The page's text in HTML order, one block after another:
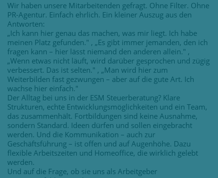
Wir haben unsere Mitarbeitenden gefragt. Ohne Filter. Ohne
PR-Agentur. Einfach ehrlich. Ein kleiner Auszug aus den
Antworten:
„Ich kann hier genau das machen, was mir liegt. Ich habe
meinen Platz gefunden." , „Es gibt immer jemanden, den ich
fragen kann – hier lässt niemand den anderen allein." ,
„Wenn etwas nicht läuft, wird darüber gesprochen und zügig
verbessert. Das ist selten." , „Man wird hier zum
Weiterbilden fast gezwungen – aber auf die gute Art. Ich
wachse hier einfach."
Der Alltag bei uns in der ESM Steuerberatung? Klare
Strukturen, echte Entwicklungsmöglichkeiten und ein Team,
das zusammenhält. Fortbildungen sind keine Ausnahme,
sondern Standard. Ideen dürfen und sollen eingebracht
werden. Und die Kommunikation – auch zur
Geschäftsführung – ist offen und auf Augenhöhe. Dazu
flexible Arbeitszeiten und Homeoffice, die wirklich gelebt
werden.
Und auf die Frage, ob sie uns als Arbeitgeber